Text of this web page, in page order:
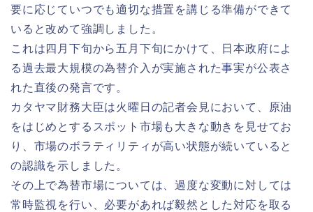
要に応じていつでも適切な措置を講じる準備ができて
いると改めて強調しました。
これは四月下旬から五月下旬にかけて、日本政府によ
る過去最大規模の為替介入が実施された事実が公表さ
れた直後の発言です。
カタヤマ財務大臣は火曜日の記者会見において、原油
をはじめとするスポット市場も大きな動きを見せてお
り、市場のボラティリティが高い状態が続いていると
の認識を示しました。
その上で為替市場については、過度な変動に対しては
常時監視を行い、必要があれば毅然とした対応を取る